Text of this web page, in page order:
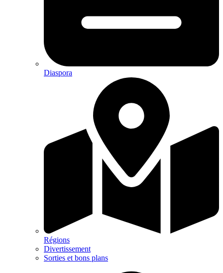
Diaspora
Régions
Divertissement
Sorties et bons plans